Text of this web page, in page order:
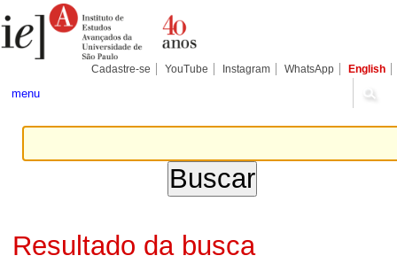
para
conteúdo.
Pessoais
Cadastre-se YouTube Instagram WhatsApp English
menu
Resultado da busca